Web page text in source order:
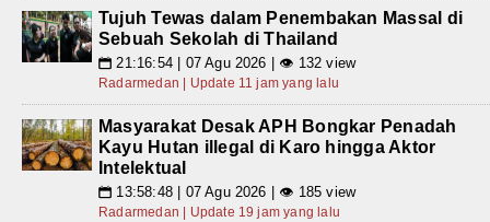
Tujuh Tewas dalam Penembakan Massal di
Sebuah Sekolah di Thailand
📅 21:16:54 | 07 Agu 2026 | 👁 132 view
Radarmedan | Update 11 jam yang lalu
Masyarakat Desak APH Bongkar Penadah
Kayu Hutan illegal di Karo hingga Aktor
Intelektual
📅 13:58:48 | 07 Agu 2026 | 👁 185 view
Radarmedan | Update 19 jam yang lalu